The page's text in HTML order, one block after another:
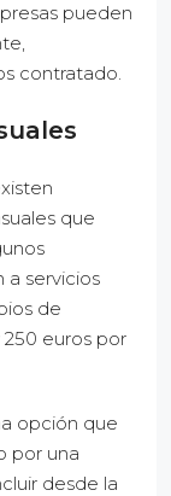
pueden
contratado.
que
a servicios
de
euros por
opción que
por una
desde la